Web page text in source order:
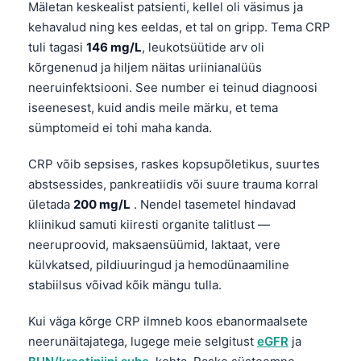
Mäletan keskealist patsienti, kellel oli väsimus ja
kehavalud ning kes eeldas, et tal on gripp. Tema CRP
tuli tagasi 146 mg/L, leukotsüütide arv oli
kõrgenenud ja hiljem näitas uriinianalüüs
neeruinfektsiooni. See number ei teinud diagnoosi
iseenesest, kuid andis meile märku, et tema
sümptomeid ei tohi maha kanda.
CRP võib sepsises, raskes kopsupõletikus, suurtes
abstsessides, pankreatiidis või suure trauma korral
ületada 200 mg/L . Nendel tasemetel hindavad
kliinikud samuti kiiresti organite talitlust —
neeruproovid, maksaensüümid, laktaat, vere
külvkatsed, pildiuuringud ja hemodünaamiline
stabiilsus võivad kõik mängu tulla.
Kui väga kõrge CRP ilmneb koos ebanormaalsete
neerunäitajatega, lugege meie selgitust eGFR ja
ગુજરાતી
ಕನ್ನಡ
Bahasa Melayu
Tiếng Việt
Tagalog
ไทย
ဗမာစာ
Kiswahili
አማርኛ
Українська
O‘zbekcha
Català